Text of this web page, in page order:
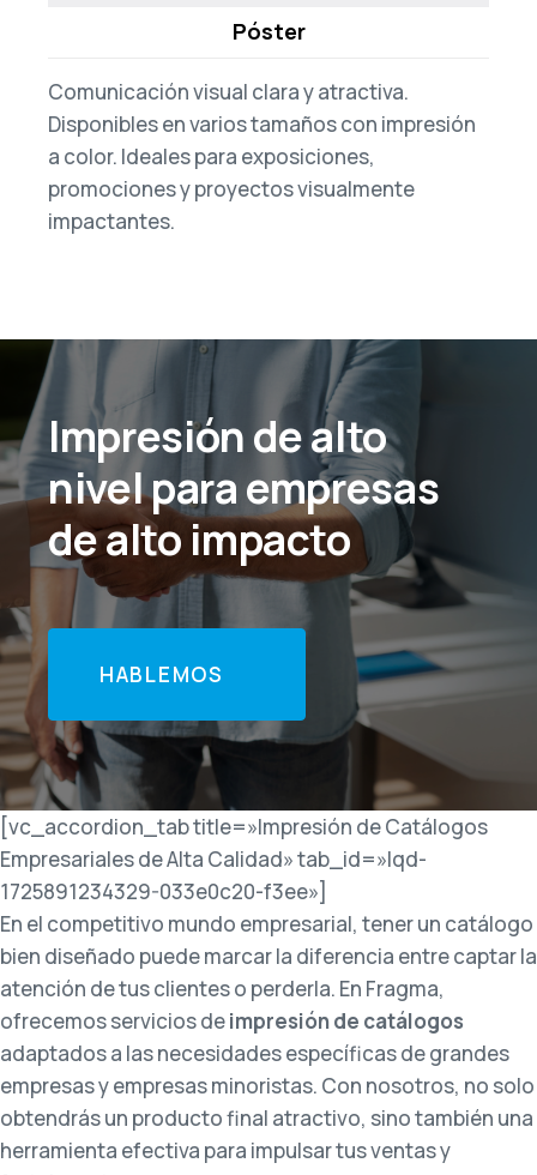
Póster
Comunicación visual clara y atractiva.
Disponibles en varios tamaños con impresión
a color. Ideales para exposiciones,
promociones y proyectos visualmente
impactantes.
Impresión de alto
nivel para empresas
de alto impacto
HABLEMOS
[vc_accordion_tab title=»Impresión de Catálogos
Empresariales de Alta Calidad» tab_id=»lqd-
1725891234329-033e0c20-f3ee»]
En el competitivo mundo empresarial, tener un catálogo
bien diseñado puede marcar la diferencia entre captar la
atención de tus clientes o perderla. En Fragma,
ofrecemos servicios deimpresión de catálogos
adaptados a las necesidades específicas de grandes
empresas y empresas minoristas. Con nosotros, no solo
obtendrás un producto final atractivo, sino también una
herramienta efectiva para impulsar tus ventas y